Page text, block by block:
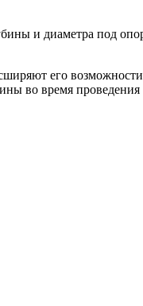
и диаметра под
его
во время проведения